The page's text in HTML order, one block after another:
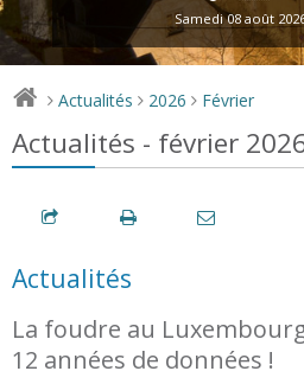
Samedi 08 août
> Actualités > 2026 > Février
Actualités - février
Actualités
La foudre au
12 années de données !